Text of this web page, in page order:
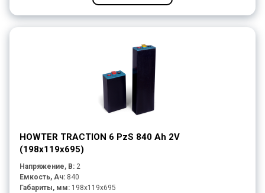
HOWTER TRACTION 6 PzS 840 Ah 2V
(198x119x695)
Напряжение, В: 2
Емкость, Ач: 840
Габариты, мм: 198x119x695